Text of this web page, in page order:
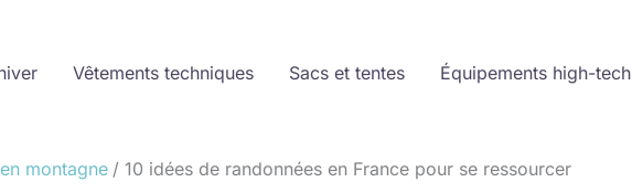
Vêtements techniques Sacs et tentes Équipements high-tech
montagne 10 idées de randonnées en France pour se ressourcer